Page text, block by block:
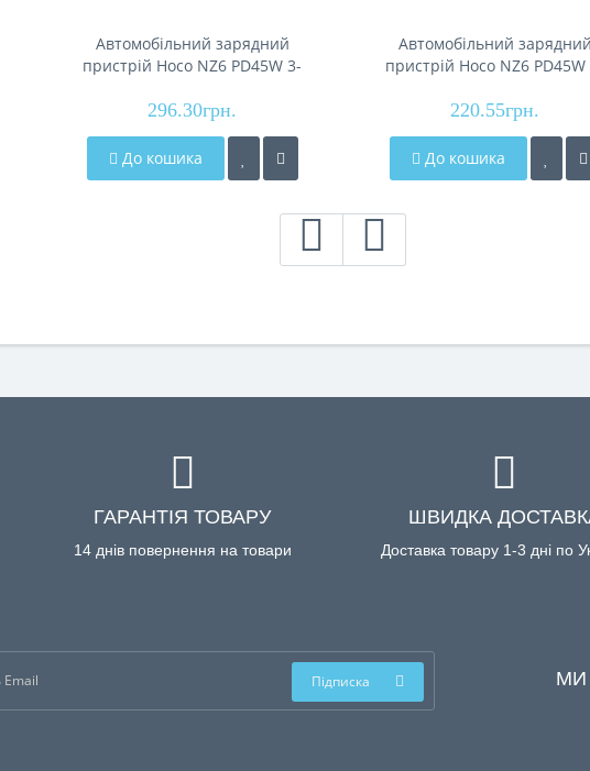
Автомобільний зарядний
пристрій Hoco NZ6 PD45W 3-
C to Type-C), Black
296.30грн.
До кошика
Автомобільний зарядний
пристрій Hoco NZ6 PD45W
220.55грн.
До кошика
ГАРАНТІЯ ТОВАРУ
14 днів повернення на товари
ШВИДКА
Доставка товару 1-3 дні по
Підписка МИ